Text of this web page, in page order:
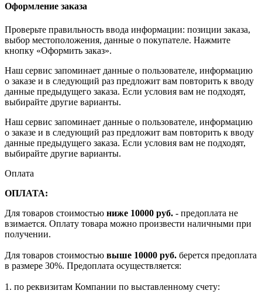
Оформление заказа
Проверьте правильность ввода информации: позиции заказа,
выбор местоположения, данные о покупателе. Нажмите
кнопку «Оформить заказ».
Наш сервис запоминает данные о пользователе, информацию
о заказе и в следующий раз предложит вам повторить к вводу
данные предыдущего заказа. Если условия вам не подходят,
выбирайте другие варианты.
Наш сервис запоминает данные о пользователе, информацию
о заказе и в следующий раз предложит вам повторить к вводу
данные предыдущего заказа. Если условия вам не подходят,
выбирайте другие варианты.
Оплата
ОПЛАТА:
Для товаров стоимостью ниже 10000 руб. - предоплата не
взимается. Оплату товара можно произвести наличными при
получении.
Для товаров стоимостью выше 10000 руб. берется предоплата
в размере 30%. Предоплата осуществляется:
1. по реквизитам Компании по выставленному счету: